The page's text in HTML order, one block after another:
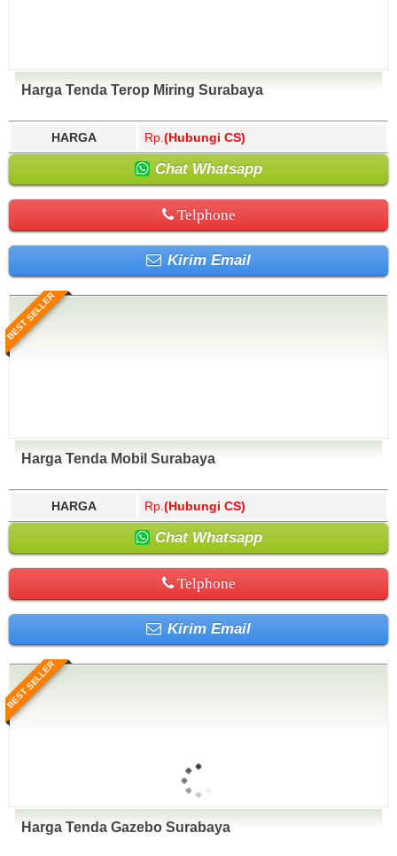
Harga Tenda Terop Miring Surabaya
HARGA Rp. (Hubungi CS)
Chat Whatsapp
Telphone
Kirim Email
BEST SELLER
Harga Tenda Mobil Surabaya
HARGA Rp. (Hubungi CS)
Chat Whatsapp
Telphone
Kirim Email
BEST SELLER
Harga Tenda Gazebo Surabaya